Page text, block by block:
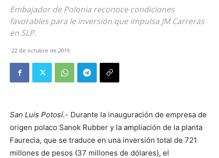
Embajador de Polonia reconoce condiciones
favorables para le inversión que impulsa JM Carreras
en SLP.
22 de octubre de 2019
San Luis Potosí.- Durante la inauguración de empresa de
origen polaco Sanok Rubber y la ampliación de la planta
Faurecia, que se traduce en una inversión total de 721
millones de pesos (37 millones de dólares), el